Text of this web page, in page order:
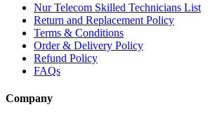
Nur Telecom Skilled Technicians List
Return and Replacement Policy
Terms & Conditions
Order & Delivery Policy
Refund Policy
FAQs
Company